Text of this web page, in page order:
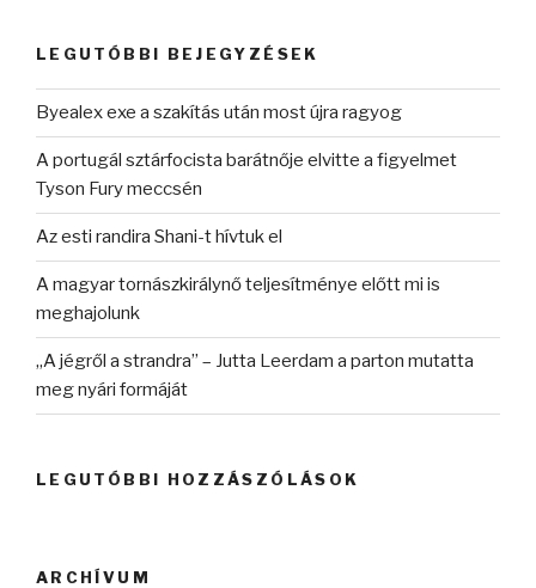
LEGUTÓBBI BEJEGYZÉSEK
Byealex exe a szakítás után most újra ragyog
A portugál sztárfocista barátnője elvitte a figyelmet
Tyson Fury meccsén
Az esti randira Shani-t hívtuk el
A magyar tornászkirálynő teljesítménye előtt mi is
meghajolunk
„A jégről a strandra” – Jutta Leerdam a parton mutatta
meg nyári formáját
LEGUTÓBBI HOZZÁSZÓLÁSOK
ARCHÍVUM